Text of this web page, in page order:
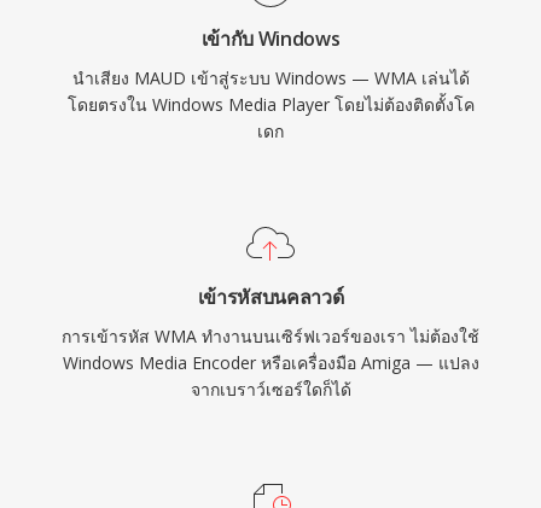
รูปแบบนี้ยังคงปรากฏในไลบรารีสื่อเก่า แม้โคเดก
รุ่นใหม่จะเข้ามาแทนที่เป็นส่วนใหญ่สำหรับการสตรี
มและการใช้งานพกพา
เข้ากับ Windows
นำเสียง MAUD เข้าสู่ระบบ Windows — WMA เล่นได้
โดยตรงใน Windows Media Player โดยไม่ต้องติดตั้งโค
เดก
เข้ารหัสบนคลาวด์
การเข้ารหัส WMA ทำงานบนเซิร์ฟเวอร์ของเรา ไม่ต้องใช้
Windows Media Encoder หรือเครื่องมือ Amiga — แปลง
จากเบราว์เซอร์ใดก็ได้